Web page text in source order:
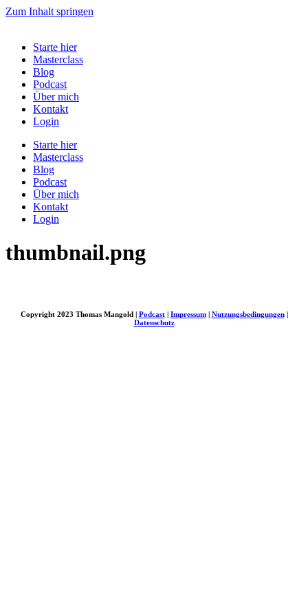
Zum Inhalt springen
Starte hier
Masterclass
Blog
Podcast
Über mich
Kontakt
Login
Starte hier
Masterclass
Blog
Podcast
Über mich
Kontakt
Login
thumbnail.png
Copyright 2023 Thomas Mangold | Podcast| Impressum| Nutzungsbedingungen|
Datenschutz